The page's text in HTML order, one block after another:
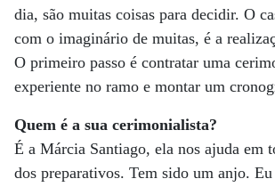
dia, são muitas coisas para decidir. O
com o imaginário de muitas, é a
O primeiro passo é contratar uma
experiente no ramo e montar um
Quem é a sua cerimonialista?
É a Márcia Santiago, ela nos ajuda em
dos preparativos. Tem sido um anjo.